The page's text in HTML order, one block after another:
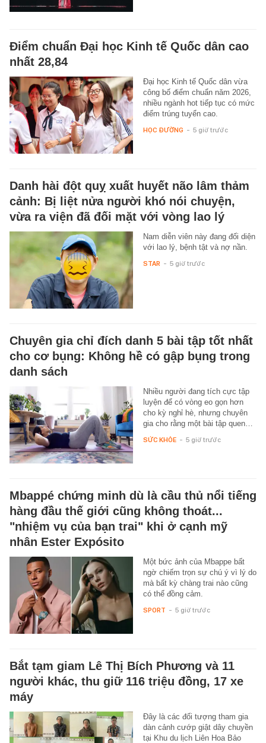
Điểm chuẩn Đại học Kinh tế Quốc dân cao
nhất 28,84
Đại học Kinh tế Quốc dân vừa
công bố điểm chuẩn năm 2026,
nhiều ngành hot tiếp tục có mức
điểm trúng tuyển cao.
HỌC ĐƯỜNG - 5 giờ trước
Danh hài đột quỵ xuất huyết não lâm thảm
cảnh: Bị liệt nửa người khó nói chuyện,
vừa ra viện đã đối mặt với vòng lao lý
Nam diễn viên này đang đối diện
với lao lý, bệnh tật và nợ nần.
STAR - 5 giờ trước
Chuyên gia chỉ đích danh 5 bài tập tốt nhất
cho cơ bụng: Không hề có gập bụng trong
danh sách
Nhiều người đang tích cực tập
luyện để có vòng eo gọn hơn
cho kỳ nghỉ hè, nhưng chuyên
gia cho rằng một bài tập quen…
SỨC KHỎE - 5 giờ trước
Mbappé chứng minh dù là cầu thủ nổi tiếng
hàng đầu thế giới cũng không thoát...
"nhiệm vụ của bạn trai" khi ở cạnh mỹ
nhân Ester Expósito
Một bức ảnh của Mbappe bất
ngờ chiếm trọn sự chú ý vì lý do
mà bất kỳ chàng trai nào cũng
có thể đồng cảm.
SPORT - 5 giờ trước
Bắt tạm giam Lê Thị Bích Phương và 11
người khác, thu giữ 116 triệu đồng, 17 xe
máy
Đây là các đối tượng tham gia
dàn cảnh cướp giật dây chuyền
tại Khu du lịch Liên Hoa Bảo